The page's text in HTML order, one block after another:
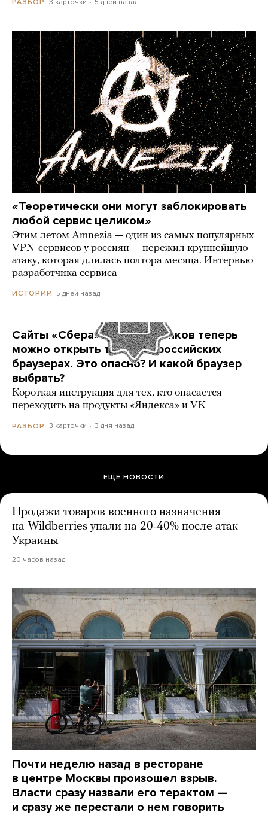
РАЗБОР 3 карточки 5 дней назад
«Теоретически они могут заблокировать
любой сервис целиком»
Этим летом Amnezia — один из самых популярных
VPN-сервисов у россиян — пережил крупнейшую
атаку, которая длилась полтора месяца. Интервью
разработчика сервиса
ИСТОРИИ 5 дней назад
Сайты «Сбера» и других банков теперь
можно открыть только в российских
браузерах. Это опасно? И какой браузер
выбрать?
Короткая инструкция для тех, кто опасается
переходить на продукты «Яндекса» и VK
РАЗБОР 3 карточки 3 дня назад
ЕЩЕ НОВОСТИ
Продажи товаров военного назначения
на Wildberries упали на 20-40% после атак
Украины
20 часов назад
Почти неделю назад в ресторане
в центре Москвы произошел взрыв.
Власти сразу назвали его терактом —
и сразу же перестали о нем говорить